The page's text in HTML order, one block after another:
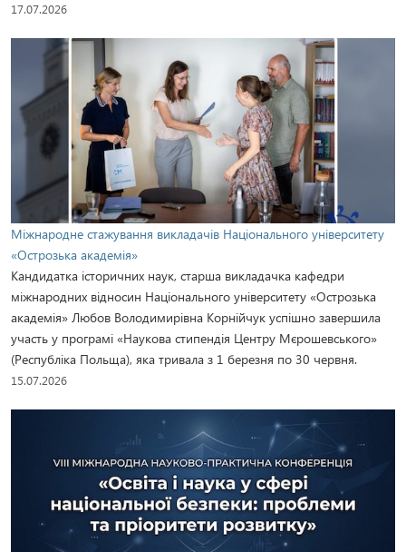
17.07.2026
Міжнародне стажування викладачів Національного університету
«Острозька академія»
Кандидатка історичних наук, старша викладачка кафедри
міжнародних відносин Національного університету «Острозька
академія» Любов Володимирівна Корнійчук успішно завершила
участь у програмі «Наукова стипендія Центру Мєрошевського»
(Республіка Польща), яка тривала з 1 березня по 30 червня.
15.07.2026